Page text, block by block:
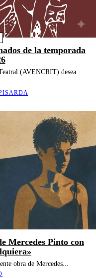
de la temporada
(AVENCRIT) desea
Mercedes Pinto con
obra de Mercedes...